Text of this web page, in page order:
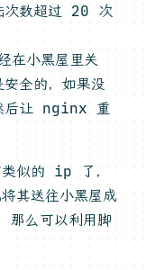
次数超过 20 次
在小黑屋里关
全的，如果没
后让 nginx 重
类似的 ip 了，
其送往小黑屋成
那么可以利用脚